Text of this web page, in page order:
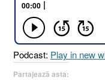
Podcast: Play in new
Partajează asta: